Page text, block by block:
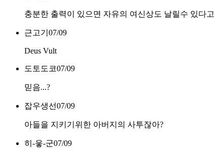
충분한 출력이 있으면 자유의 여신상도 날릴수 있다고
근고기 07/09
Deus Vult
도토도코07/09
믿음...?
잡우생선07/09
아들을 지키기위한 아버지의 사투잖아?
히-읗-군07/09